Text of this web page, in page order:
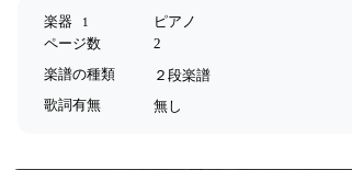
楽器 1
ピアノ
ページ数
2
楽譜の種類
２段楽譜
歌詞有無
無し